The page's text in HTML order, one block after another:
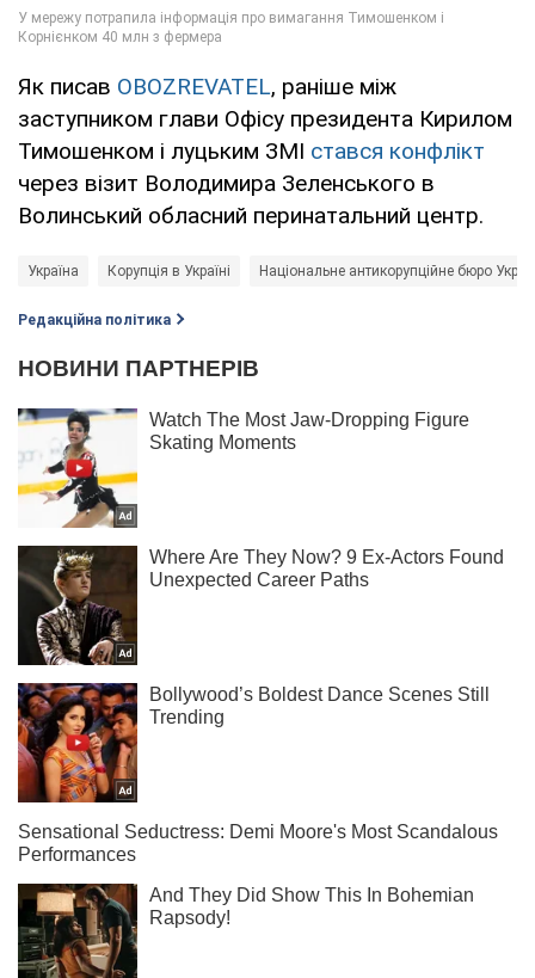
Як писав OBOZREVATEL, раніше між
заступником глави Офісу президента Кирилом
Тимошенком і луцьким ЗМІ стався конфлікт
через візит Володимира Зеленського в
Волинський обласний перинатальний центр.
Україна Корупція в Україні Національне антикорупційне бюро
Редакційна політика